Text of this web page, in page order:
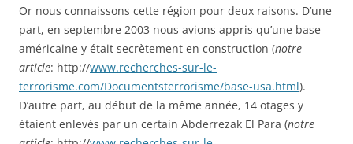
Or nous connaissons cette région pour deux raisons. D’une
part, en septembre 2003 nous avions appris qu’une base
américaine y était secrètement en construction (notre
article: http://www.recherches-sur-le-
terrorisme.com/Documentsterrorisme/base-usa.html).
D’autre part, au début de la même année, 14 otages y
étaient enlevés par un certain Abderrezak El Para (notre